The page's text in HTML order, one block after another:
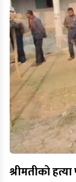
श्रीमतीको हत्या